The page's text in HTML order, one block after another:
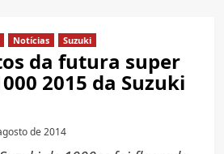
Notícias Suzuki
da futura super
2015 da Suzuki
de 2014